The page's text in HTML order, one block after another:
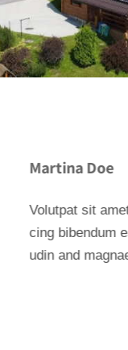
Martina Doe
Volutpat sit
cing bibendum
udin and